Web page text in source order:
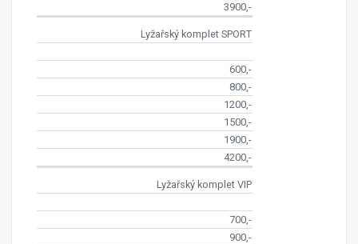
3900,-
Lyžařský komplet SPORT
600,-
800,-
1200,-
1500,-
1900,-
4200,-
Lyžařský komplet VIP
700,-
900,-